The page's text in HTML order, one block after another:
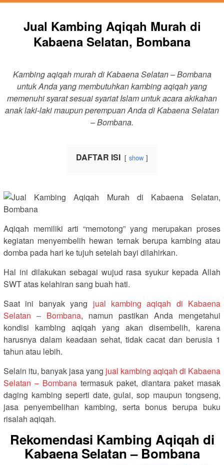
Jual Kambing Aqiqah Murah di
Kabaena Selatan, Bombana
Kambing aqiqah murah di Kabaena Selatan – Bombana
untuk Anda yang membutuhkan kambing aqiqah yang
memenuhi syarat sesuai syariat Islam untuk acara akikahan
anak laki-laki maupun perempuan Anda di Kabaena Selatan
– Bombana.
DAFTAR ISI show
Aqiqah memiliki arti “memotong” yang merupakan proses
kegiatan menyembelih hewan ternak berupa kambing atau
domba pada hari ke tujuh setelah bayi dilahirkan.
Hal ini dilakukan sebagai wujud rasa syukur kepada Allah
SWT atas kelahiran sang buah hati.
Saat ini banyak yang jual kambing aqiqah di Kabaena
Selatan – Bombana, namun pastikan Anda mengetahui
kondisi kambing aqiqah yang akan disembelih, karena
harusnya dalam keadaan sehat, tidak cacat dan berusia 1
tahun atau lebih.
Selain itu, banyak jasa yang jual kambing aqiqah di Kabaena
Selatan – Bombana termasuk paket, diantara paket masak
daging kambing seperti date, gulai, sop maupun tongseng,
jasa penyembelihan kambing, serta bonus berupa buku
risalah aqiqah.
Rekomendasi Kambing Aqiqah di
Kabaena Selatan – Bombana